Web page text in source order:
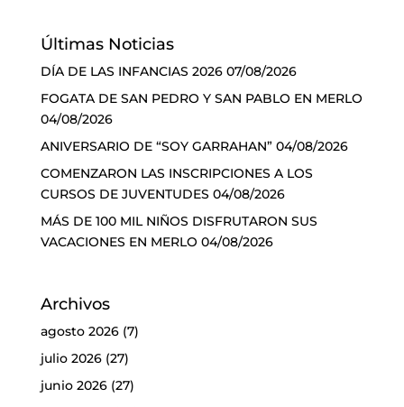
Últimas Noticias
DÍA DE LAS INFANCIAS 2026 07/08/2026
FOGATA DE SAN PEDRO Y SAN PABLO EN MERLO
04/08/2026
ANIVERSARIO DE “SOY GARRAHAN” 04/08/2026
COMENZARON LAS INSCRIPCIONES A LOS
CURSOS DE JUVENTUDES 04/08/2026
MÁS DE 100 MIL NIÑOS DISFRUTARON SUS
VACACIONES EN MERLO 04/08/2026
Archivos
agosto 2026(7)
julio 2026(27)
junio 2026(27)